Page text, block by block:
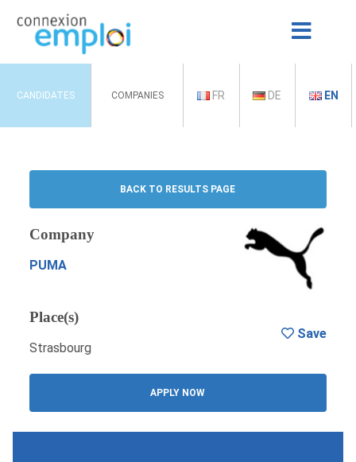
CANDIDATES COMPANIES FR DE EN
BACK TO RESULTS PAGE
Company
PUMA
Place(s)
Strasbourg
APPLY NOW
Save